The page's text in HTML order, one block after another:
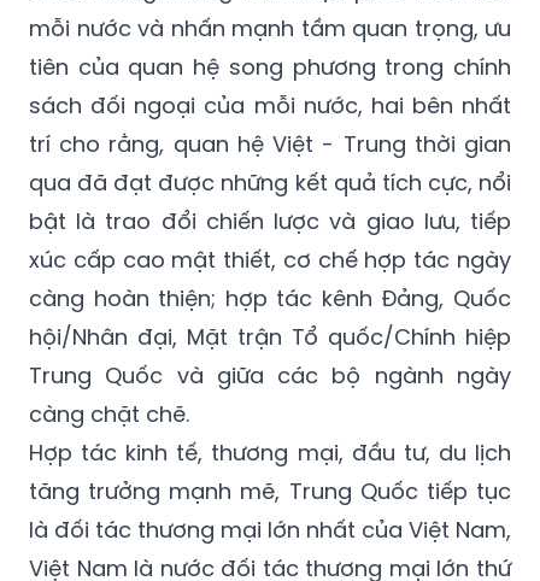
mỗi nước và nhấn mạnh tầm quan trọng, ưu
tiên của quan hệ song phương trong chính
sách đối ngoại của mỗi nước, hai bên nhất
trí cho rằng, quan hệ Việt - Trung thời gian
qua đã đạt được những kết quả tích cực, nổi
bật là trao đổi chiến lược và giao lưu, tiếp
xúc cấp cao mật thiết, cơ chế hợp tác ngày
càng hoàn thiện; hợp tác kênh Đảng, Quốc
hội/Nhân đại, Mặt trận Tổ quốc/Chính hiệp
Trung Quốc và giữa các bộ ngành ngày
càng chặt chẽ.
Hợp tác kinh tế, thương mại, đầu tư, du lịch
tăng trưởng mạnh mẽ, Trung Quốc tiếp tục
là đối tác thương mại lớn nhất của Việt Nam,
Việt Nam là nước đối tác thương mại lớn thứ